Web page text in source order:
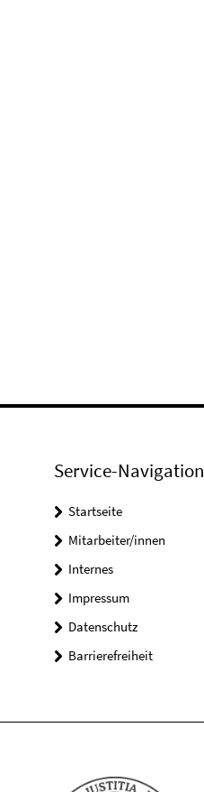
Service-Navigation
Startseite
Mitarbeiter/innen
Internes
Impressum
Datenschutz
Barrierefreiheit